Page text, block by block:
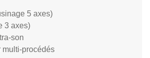
5 axes)
3 axes)
son
multi-procédés